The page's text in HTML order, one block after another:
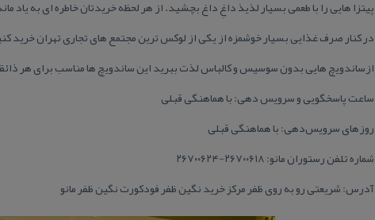
پیتزا هایی را با طعمی بسیار لذیذ داغِ داغ بچشید. از هر لحظه خریدتان خاطره ای به یاد
در كنار صرف غذایی بسیار خوشمزه از یكی از لوكس ترین مجتمع های تجاری تهران خرید
ازساندویچ هایی بدون سوسیس و كالباس لذت ببرید این ساندویچ ها مناسب برای هر
ساعت پاسخگویی و سرویس دهی: با هماهنگی قبلی
روزهای سرویس‌دهی: با هماهنگی قبلی
شماره تلفن رستوران مانو: ۲۶۷۰۰۶۱۸-۲۶۷۰۰۶۲۴
آدرس: شریعتی رو به روی ظفر مركز خرید نگین ظفر فودكورت نگین ظفر مانو